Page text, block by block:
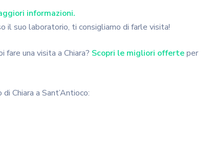
informazioni.
il suo laboratorio, ti consigliamo di farle visita!
fare una visita a Chiara? Scopri le migliori offerteper
Chiara a Sant’Antioco: